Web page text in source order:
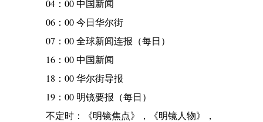
04：00 中国新闻
06：00 今日华尔街
07：00 全球新闻连报（每日）
16：00 中国新闻
18：00 华尔街导报
19：00 明镜要报（每日）
不定时：《明镜焦点》，《明镜人物》，